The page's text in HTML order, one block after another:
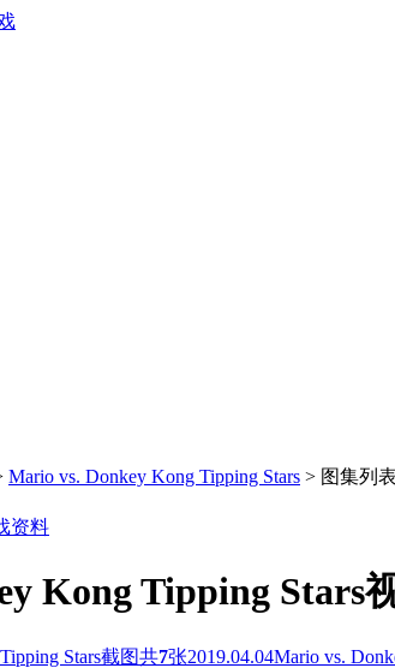
Mario vs. Donkey Kong Tipping Stars > 图集列表
资料
Kong Tipping Stars
共7张2019.04.04Mario vs.